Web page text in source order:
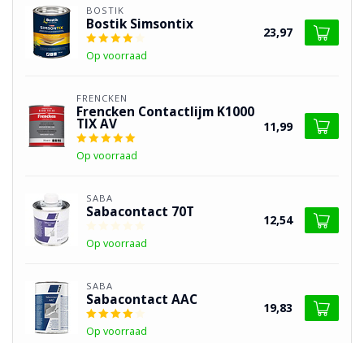
BOSTIK
Bostik Simsontix
Op voorraad
23,97
FRENCKEN
Frencken Contactlijm K1000
TIX AV
Op voorraad
11,99
SABA
Sabacontact 70T
Op voorraad
12,54
SABA
Sabacontact AAC
Op voorraad
19,83